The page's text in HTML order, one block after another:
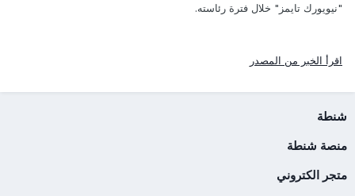
"نيويورك تايمز" خلال فترة رئاسته.
اقرأ الخبر من المصدر
شنطة
منصة شنطة
متجر الكتروني